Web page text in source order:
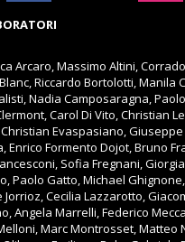
Arcaro, Massimo Altini,
Riccardo Bortolotti, Manila
Nadia Camposaragna,
Carol Di Vito, Christian
Evaspasiano, Giuseppe
Enrico Formento Dojot, Bruno
Sofia Fregnani, Giorgia
Paolo Gatto, Michael Ghignone,
Cecilia Lazzarotto,
Angela Marrelli, Federico
Marc Montrosset, Matteo